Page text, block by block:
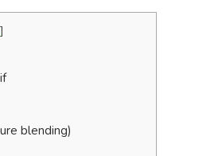
]
blending)